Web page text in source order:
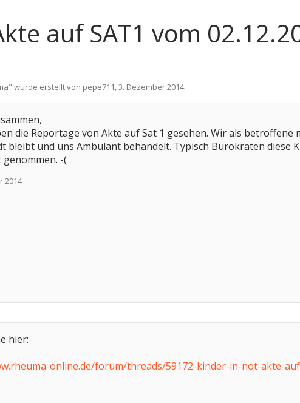
auf SAT1 vom
" wurde erstellt von pepe711,3. Dezember 2014.
die Reportage von Akte auf Sat 1 gesehen. Wir als betroffene
bleibt und uns Ambulant behandelt. Typisch Bürokraten diese
genommen. -(
2014
hier:
online.de/forum/threads/59172-kinder-in-not-akte-